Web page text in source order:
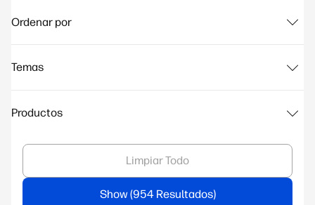
Ordenar por
Temas
Productos
Limpiar Todo
Show